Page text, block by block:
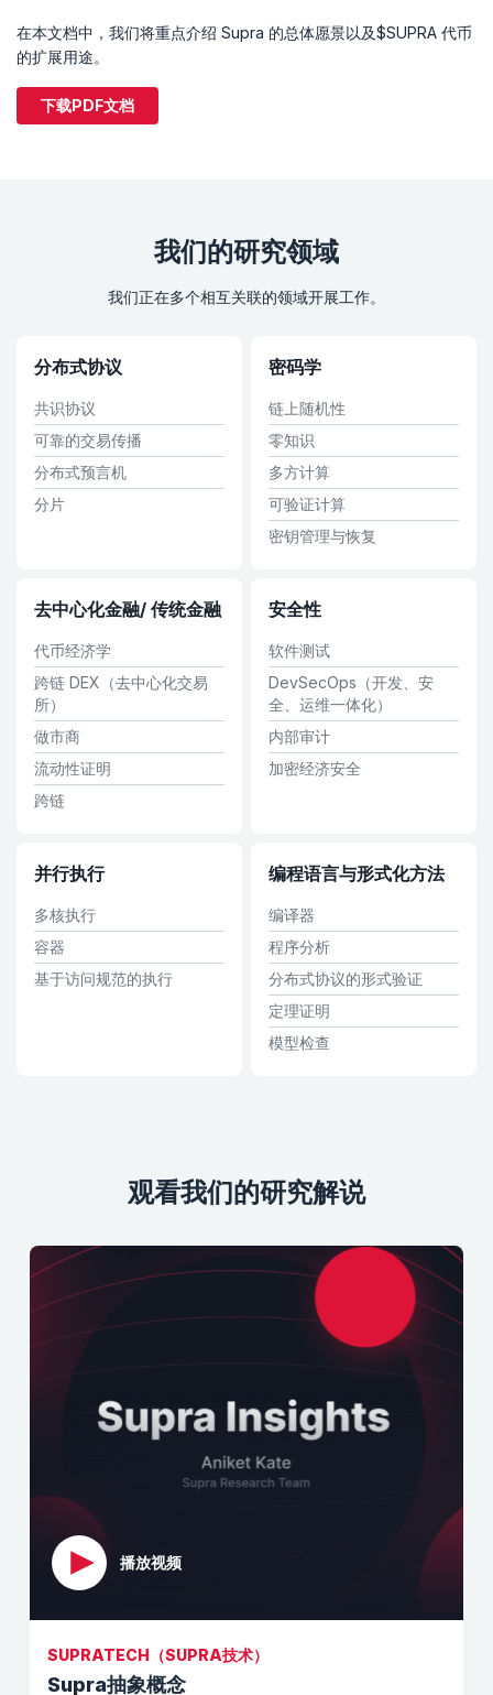
在本文档中，我们将重点介绍 Supra 的总体愿景以及$SUPRA 代币
的扩展用途。
下载PDF文档
我们的研究领域
我们正在多个相互关联的领域开展工作。
分布式协议
共识协议
可靠的交易传播
分布式预言机
分片
密码学
链上随机性
零知识
多方计算
可验证计算
密钥管理与恢复
去中心化金融/ 传统金融
代币经济学
跨链 DEX（去中心化交易
所）
做市商
流动性证明
跨链
安全性
软件测试
DevSecOps（开发、安
全、运维一体化）
内部审计
加密经济安全
并行执行
多核执行
容器
基于访问规范的执行
编程语言与形式化方法
编译器
程序分析
分布式协议的形式验证
定理证明
模型检查
观看我们的研究解说
播放视频
SUPRATECH（SUPRA技术）
Supra抽象概念